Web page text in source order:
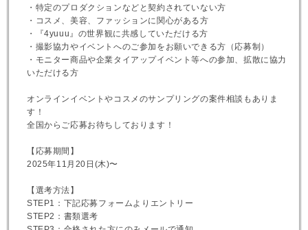
・特定のプロダクションなどと契約されていない方
・コスメ、美容、ファッションに関心がある方
・『4yuuu』の世界観に共感していただける方
・撮影協力やイベントへのご参加をお願いできる方（応募制）
・モニター商品や企業タイアップイベント等への参加、拡散に協力
いただける方
オンラインイベントやコスメのサンプリングの案件相談もありま
す！
全国からご応募お待ちしております！
【応募期間】
2025年11月20日(木)〜
【選考方法】
STEP1：下記応募フォームよりエントリー
STEP2：書類選考